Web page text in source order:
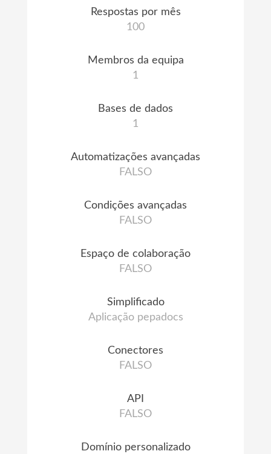
Respostas por mês
100
Membros da equipa
1
Bases de dados
1
Automatizações avançadas
FALSO
Condições avançadas
FALSO
Espaço de colaboração
FALSO
Simplificado
Aplicação pepadocs
Conectores
FALSO
API
FALSO
Domínio personalizado